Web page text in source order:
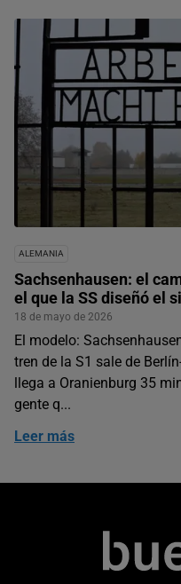
ALEMANIA
Sachsenhausen: el
el que la SS diseñó el
18 de mayo de 2026
El modelo:
tren de la S1 sale de
llega a Oranienburg 35
gente q...
Leer más